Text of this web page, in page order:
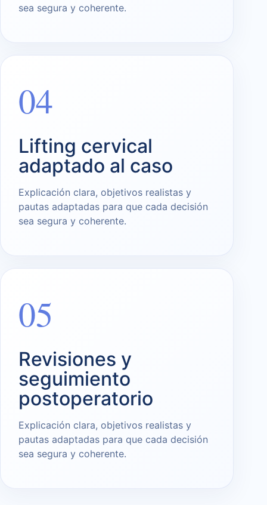
sea segura y coherente.
04
Lifting cervical
adaptado al caso
Explicación clara, objetivos realistas y
pautas adaptadas para que cada decisión
sea segura y coherente.
05
Revisiones y
seguimiento
postoperatorio
Explicación clara, objetivos realistas y
pautas adaptadas para que cada decisión
sea segura y coherente.